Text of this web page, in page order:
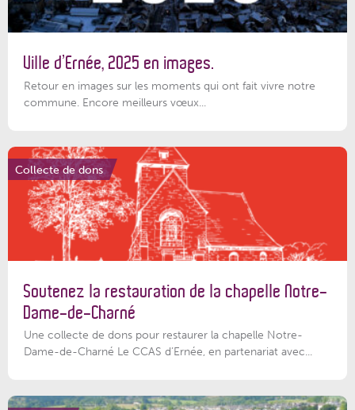
Ville d’Ernée, 2025 en images.
Retour en images sur les moments qui ont fait vivre notre
commune. Encore meilleurs vœux...
Collecte de dons
Soutenez la restauration de la chapelle Notre-
Dame-de-Charné
Une collecte de dons pour restaurer la chapelle Notre-
Dame-de-Charné Le CCAS d’Ernée, en partenariat avec...